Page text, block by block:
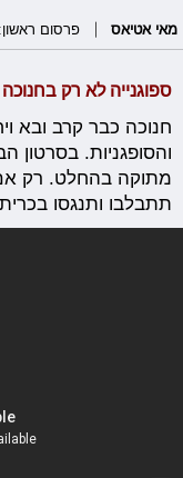
מאי אטיאס פרסום ראשון: 02/11/2015, 11:22
ספוגנייה לא רק בחנוכה
חנוכה כבר קרב ובא
והסופגניות. בסרטון
מתוקה בהחלט. רק
תתבלבו ותנגסו